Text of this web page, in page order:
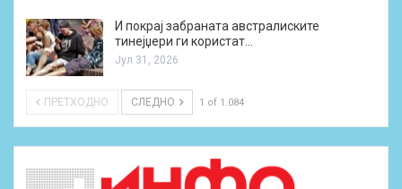
И покрај забраната австралиските
тинејџери ги користат…
Јул 31, 2026
ПРЕТХОДНО СЛЕДНО 1 of 1.084